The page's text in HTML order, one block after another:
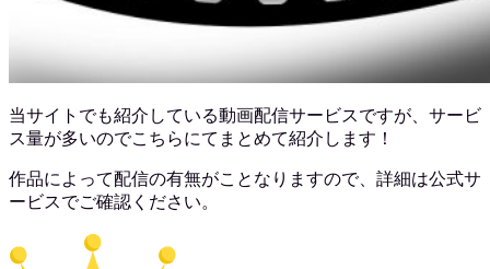
当サイトでも紹介している動画配信サービスですが、サービ
ス量が多いのでこちらにてまとめて紹介します！
作品によって配信の有無がことなりますので、詳細は公式サ
ービスでご確認ください。